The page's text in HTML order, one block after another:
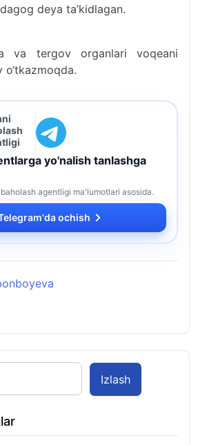
deya ta’kidlagan.
va tergov organlari voqeani
o‘tkazmoqda.
yo'nalish tanlashga
agentligi ma'lumotlari asosida.
ochish
Izlash